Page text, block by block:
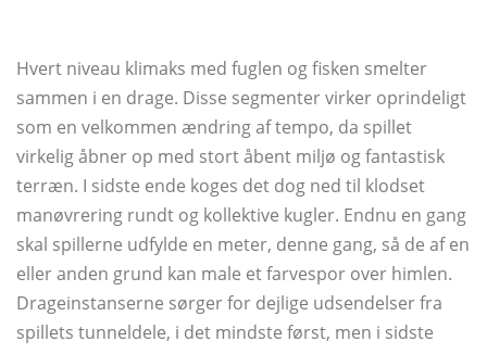
Hvert niveau klimaks med fuglen og fisken smelter
sammen i en drage. Disse segmenter virker oprindeligt
som en velkommen ændring af tempo, da spillet
virkelig åbner op med stort åbent miljø og fantastisk
terræn. I sidste ende koges det dog ned til klodset
manøvrering rundt og kollektive kugler. Endnu en gang
skal spillerne udfylde en meter, denne gang, så de af en
eller anden grund kan male et farvespor over himlen.
Drageinstanserne sørger for dejlige udsendelser fra
spillets tunneldele, i det mindste først, men i sidste